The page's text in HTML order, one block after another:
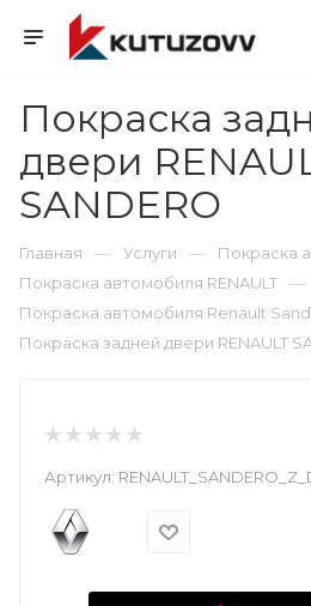
Покраска
двери
SANDERO
Главная — Услуги — Покраска
Покраска автомобиля RENAULT —
Покраска автомобиля Renault
Покраска задней двери RENAULT
Артикул: